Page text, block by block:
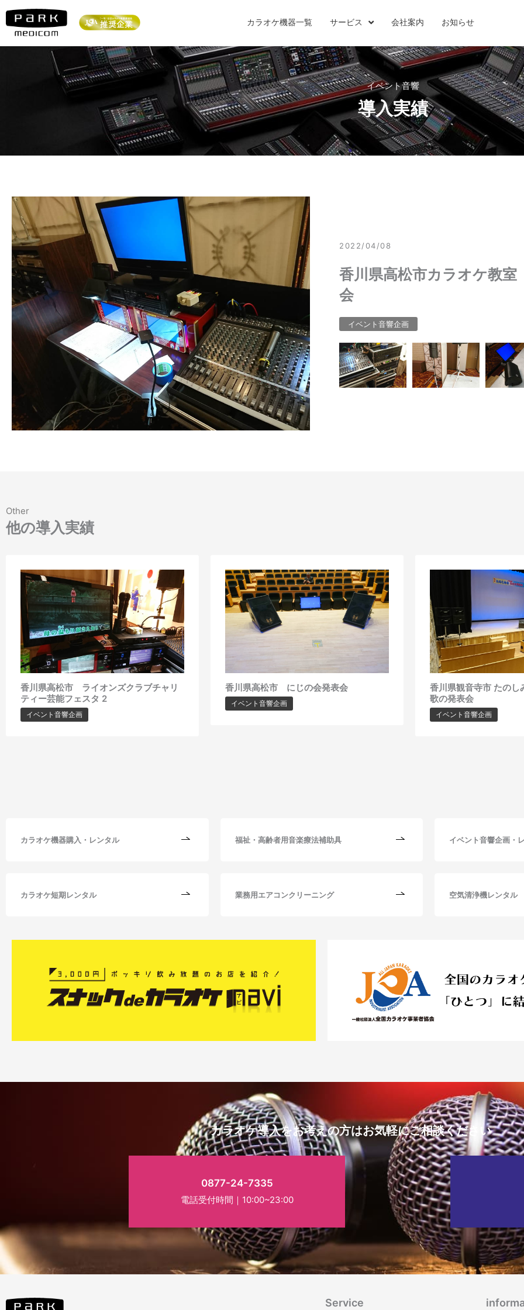
ス
カラオケ機器一覧 サービス 会社案内 お知らせ
イベント音響
導入実績
2022/04/08
香川県高松市カラオケ教
会
イベント音響企画
Other
他の導入実績
香川県高松市 ライオンズクラブチャリ
ティー芸能フェスタ 2
イベント音響企画
香川県高松市 にじの会発表会
イベント音響企画
香川県観音寺市 たのし
歌の発表会
イベント音響企画
カラオケ機器購入・レンタル 福祉・高齢者用音楽療法補助具 イベント音響企画・
カラオケ短期レンタル 業務用エアコンクリーニング 空気清浄機レンタル
カラオケ導入をお考えの方はお気軽にご相談ください
0877-24-7335
電話受付時間｜10:00~23:00
Service